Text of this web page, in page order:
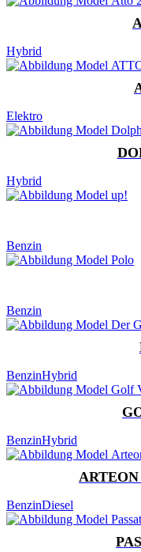
Hybrid
Elektro
Hybrid
Benzin
Benzin
BenzinHybrid
BenzinHybrid
BenzinDiesel